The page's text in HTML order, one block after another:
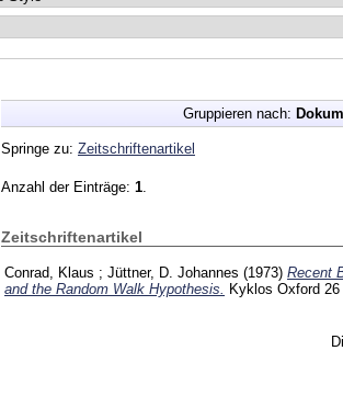
Gruppieren nach:
Springe zu: Zeitschriftenartikel
Anzahl der Einträge: 1
Zeitschriftenartikel
Conrad, Klaus ; Jüttner, D. Johannes (1973) Recent
and the Random Walk Hypothesis.
Kyklos Oxford